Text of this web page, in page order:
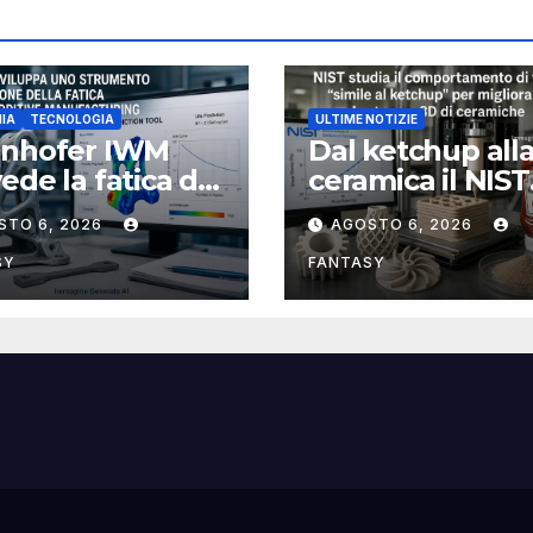
TECNOLOGIA
IWM
la fatica dei
stampati in
6, 2026
ULTIME NOTIZIE
Dal ketchup
ceramica il NIST
studia la
per rendere più
affidabile la
3D
AGOSTO 6, 2026
FANTASY